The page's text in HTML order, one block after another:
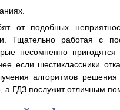
от подобных
Тщательно работая с
несомненно
если шестиклассники
алгоритмов
а ГДЗ послужит отличным